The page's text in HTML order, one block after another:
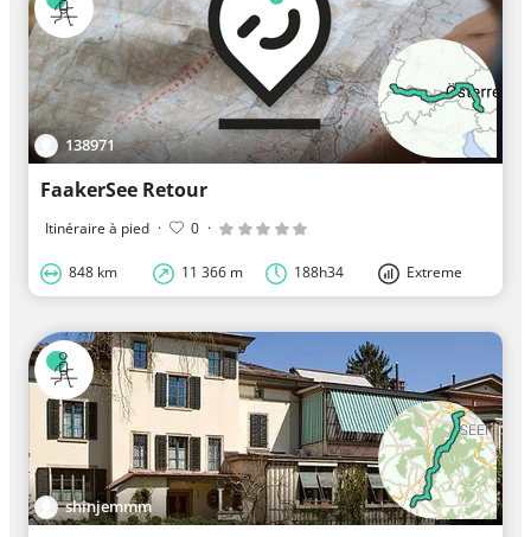
138971
FaakerSee Retour
Itinéraire à pied · 0 ·
848 km 11 366 m 188h34 Extreme
shinjemmm